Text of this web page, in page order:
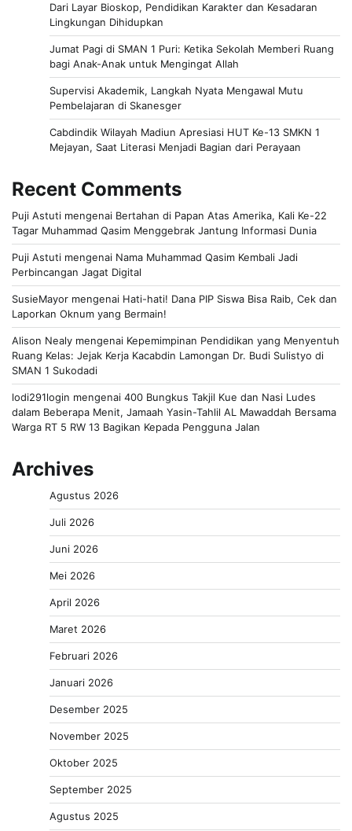
Dari Layar Bioskop, Pendidikan Karakter dan Kesadaran
Lingkungan Dihidupkan
Jumat Pagi di SMAN 1 Puri: Ketika Sekolah Memberi Ruang
bagi Anak-Anak untuk Mengingat Allah
Supervisi Akademik, Langkah Nyata Mengawal Mutu
Pembelajaran di Skanesger
Cabdindik Wilayah Madiun Apresiasi HUT Ke-13 SMKN 1
Mejayan, Saat Literasi Menjadi Bagian dari Perayaan
Recent Comments
Puji Astuti mengenai Bertahan di Papan Atas Amerika, Kali Ke-22
Tagar Muhammad Qasim Menggebrak Jantung Informasi Dunia
Puji Astuti mengenai Nama Muhammad Qasim Kembali Jadi
Perbincangan Jagat Digital
SusieMayor mengenai Hati-hati! Dana PIP Siswa Bisa Raib, Cek dan
Laporkan Oknum yang Bermain!
Alison Nealy mengenai Kepemimpinan Pendidikan yang Menyentuh
Ruang Kelas: Jejak Kerja Kacabdin Lamongan Dr. Budi Sulistyo di
SMAN 1 Sukodadi
lodi291login mengenai 400 Bungkus Takjil Kue dan Nasi Ludes
dalam Beberapa Menit, Jamaah Yasin-Tahlil AL Mawaddah Bersama
Warga RT 5 RW 13 Bagikan Kepada Pengguna Jalan
Archives
Agustus 2026
Juli 2026
Juni 2026
Mei 2026
April 2026
Maret 2026
Februari 2026
Januari 2026
Desember 2025
November 2025
Oktober 2025
September 2025
Agustus 2025